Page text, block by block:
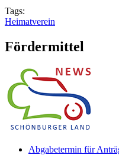
Tags:
Heimatverein
Fördermittel
Abgabetermin für